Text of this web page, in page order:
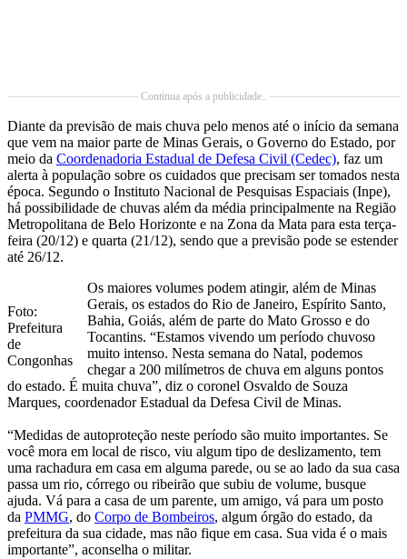
Continua após a publicidade..
Diante da previsão de mais chuva pelo menos até o início da semana
que vem na maior parte de Minas Gerais, o Governo do Estado, por
meio da Coordenadoria Estadual de Defesa Civil (Cedec), faz um
alerta à população sobre os cuidados que precisam ser tomados nesta
época. Segundo o Instituto Nacional de Pesquisas Espaciais (Inpe),
há possibilidade de chuvas além da média principalmente na Região
Metropolitana de Belo Horizonte e na Zona da Mata para esta terça-
feira (20/12) e quarta (21/12), sendo que a previsão pode se estender
até 26/12.
Foto:
Prefeitura
de
Congonhas
Os maiores volumes podem atingir, além de Minas
Gerais, os estados do Rio de Janeiro, Espírito Santo,
Bahia, Goiás, além de parte do Mato Grosso e do
Tocantins. “Estamos vivendo um período chuvoso
muito intenso. Nesta semana do Natal, podemos
chegar a 200 milímetros de chuva em alguns pontos
do estado. É muita chuva”, diz o coronel Osvaldo de Souza
Marques, coordenador Estadual da Defesa Civil de Minas.
“Medidas de autoproteção neste período são muito importantes. Se
você mora em local de risco, viu algum tipo de deslizamento, tem
uma rachadura em casa em alguma parede, ou se ao lado da sua casa
passa um rio, córrego ou ribeirão que subiu de volume, busque
ajuda. Vá para a casa de um parente, um amigo, vá para um posto
da PMMG, do Corpo de Bombeiros, algum órgão do estado, da
prefeitura da sua cidade, mas não fique em casa. Sua vida é o mais
importante”, aconselha o militar.